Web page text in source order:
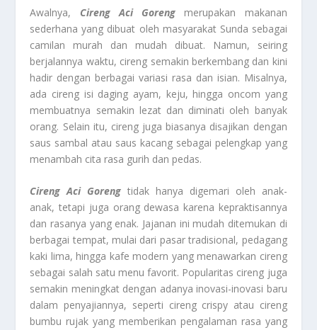
Awalnya, Cireng Aci Goreng merupakan makanan
sederhana yang dibuat oleh masyarakat Sunda sebagai
camilan murah dan mudah dibuat. Namun, seiring
berjalannya waktu, cireng semakin berkembang dan kini
hadir dengan berbagai variasi rasa dan isian. Misalnya,
ada cireng isi daging ayam, keju, hingga oncom yang
membuatnya semakin lezat dan diminati oleh banyak
orang. Selain itu, cireng juga biasanya disajikan dengan
saus sambal atau saus kacang sebagai pelengkap yang
menambah cita rasa gurih dan pedas.
Cireng Aci Goreng tidak hanya digemari oleh anak-
anak, tetapi juga orang dewasa karena kepraktisannya
dan rasanya yang enak. Jajanan ini mudah ditemukan di
berbagai tempat, mulai dari pasar tradisional, pedagang
kaki lima, hingga kafe modern yang menawarkan cireng
sebagai salah satu menu favorit. Popularitas cireng juga
semakin meningkat dengan adanya inovasi-inovasi baru
dalam penyajiannya, seperti cireng crispy atau cireng
bumbu rujak yang memberikan pengalaman rasa yang